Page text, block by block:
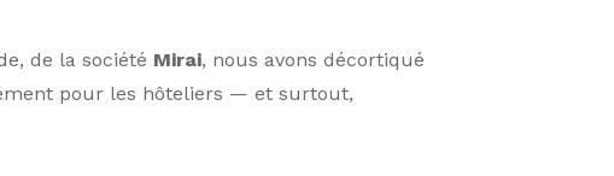
de la société Mirai, nous avons décortiqué
pour les hôteliers — et surtout,